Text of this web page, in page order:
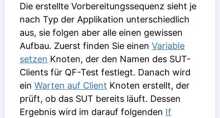
Die erstellte Vorbereitungssequenz sieht je
nach Typ der Applikation unterschiedlich
aus, sie folgen aber alle einen gewissen
Aufbau. Zuerst finden Sie einen Variable
setzen Knoten, der den Namen des SUT-
Clients für QF-Test festlegt. Danach wird
ein Warten auf Client Knoten erstellt, der
prüft, ob das SUT bereits läuft. Dessen
Ergebnis wird im darauf folgenden If